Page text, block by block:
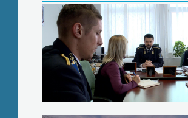
Új gyermekmedence épül
Jászárokszálláson